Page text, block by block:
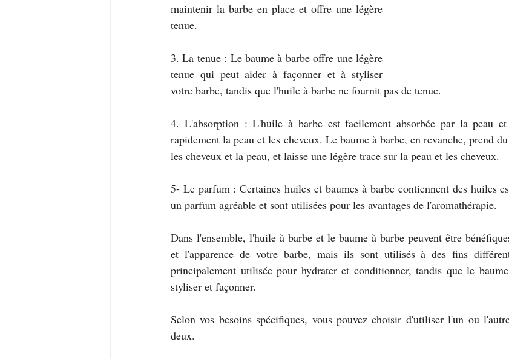
maintenir la barbe en place et offre une légère
tenue.
3. La tenue : Le baume à barbe offre une légère
tenue qui peut aider à façonner et à styliser
votre barbe, tandis que l'huile à barbe ne fournit pas de tenue.
4. L'absorption : L'huile à barbe est facilement absorbée par la peau
rapidement la peau et les cheveux. Le baume à barbe, en revanche, prend
les cheveux et la peau, et laisse une légère trace sur la peau et les cheveux.
5- Le parfum : Certaines huiles et baumes à barbe contiennent des huiles
un parfum agréable et sont utilisées pour les avantages de l'aromathérapie.
Dans l'ensemble, l'huile à barbe et le baume à barbe peuvent être
et l'apparence de votre barbe, mais ils sont utilisés à des fins
principalement utilisée pour hydrater et conditionner, tandis que le
styliser et façonner.
Selon vos besoins spécifiques, vous pouvez choisir d'utiliser l'un ou
deux.